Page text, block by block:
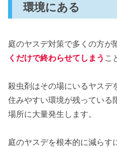
環境にある
庭のヤスデ対策で多くの方が
くだけで終わらせてしまう こ
殺虫剤はその場にいるヤスデ
住みやすい環境が残っている
場所に大量発生します。
庭のヤスデを根本的に減らす